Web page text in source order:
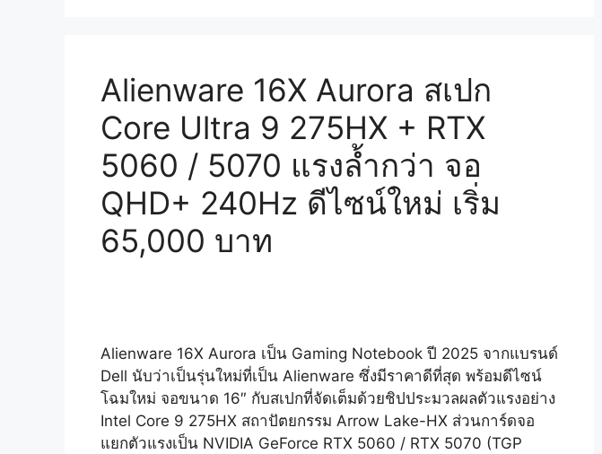
Alienware 16X Aurora สเปก
Core Ultra 9 275HX + RTX
5060 / 5070 แรงล้ำกว่า จอ
QHD+ 240Hz ดีไซน์ใหม่ เริ่ม
65,000 บาท
Alienware 16X Aurora เป็น Gaming Notebook ปี 2025 จากแบรนด์
Dell นับว่าเป็นรุ่นใหม่ที่เป็น Alienware ซึ่งมีราคาดีที่สุด พร้อมดีไซน์
โฉมใหม่ จอขนาด 16″ กับสเปกที่จัดเต็มด้วยชิปประมวลผลตัวแรงอย่าง
Intel Core 9 275HX สถาปัตยกรรม Arrow Lake-HX ส่วนการ์ดจอ
แยกตัวแรงเป็น NVIDIA GeForce RTX 5060 / RTX 5070 ​(TGP